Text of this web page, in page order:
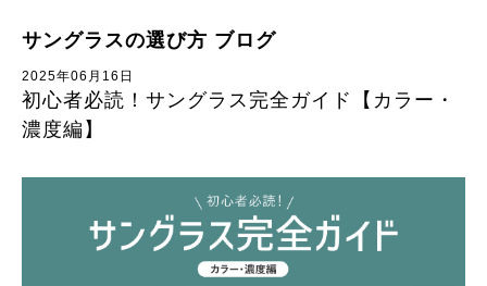
サングラスの選び方 ブログ
2025年06月16日
初心者必読！サングラス完全ガイド【カラー・
濃度編】